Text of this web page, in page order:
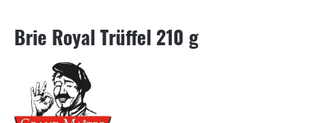
Brie Royal Trüffel 210 g